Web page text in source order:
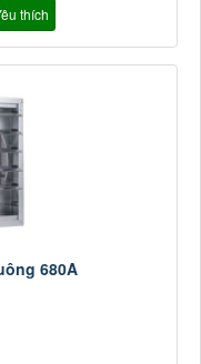
thích
680A